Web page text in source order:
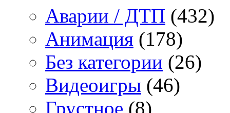
Аварии / ДТП (432)
Анимация (178)
Без категории (26)
Видеоигры (46)
Грустное (8)